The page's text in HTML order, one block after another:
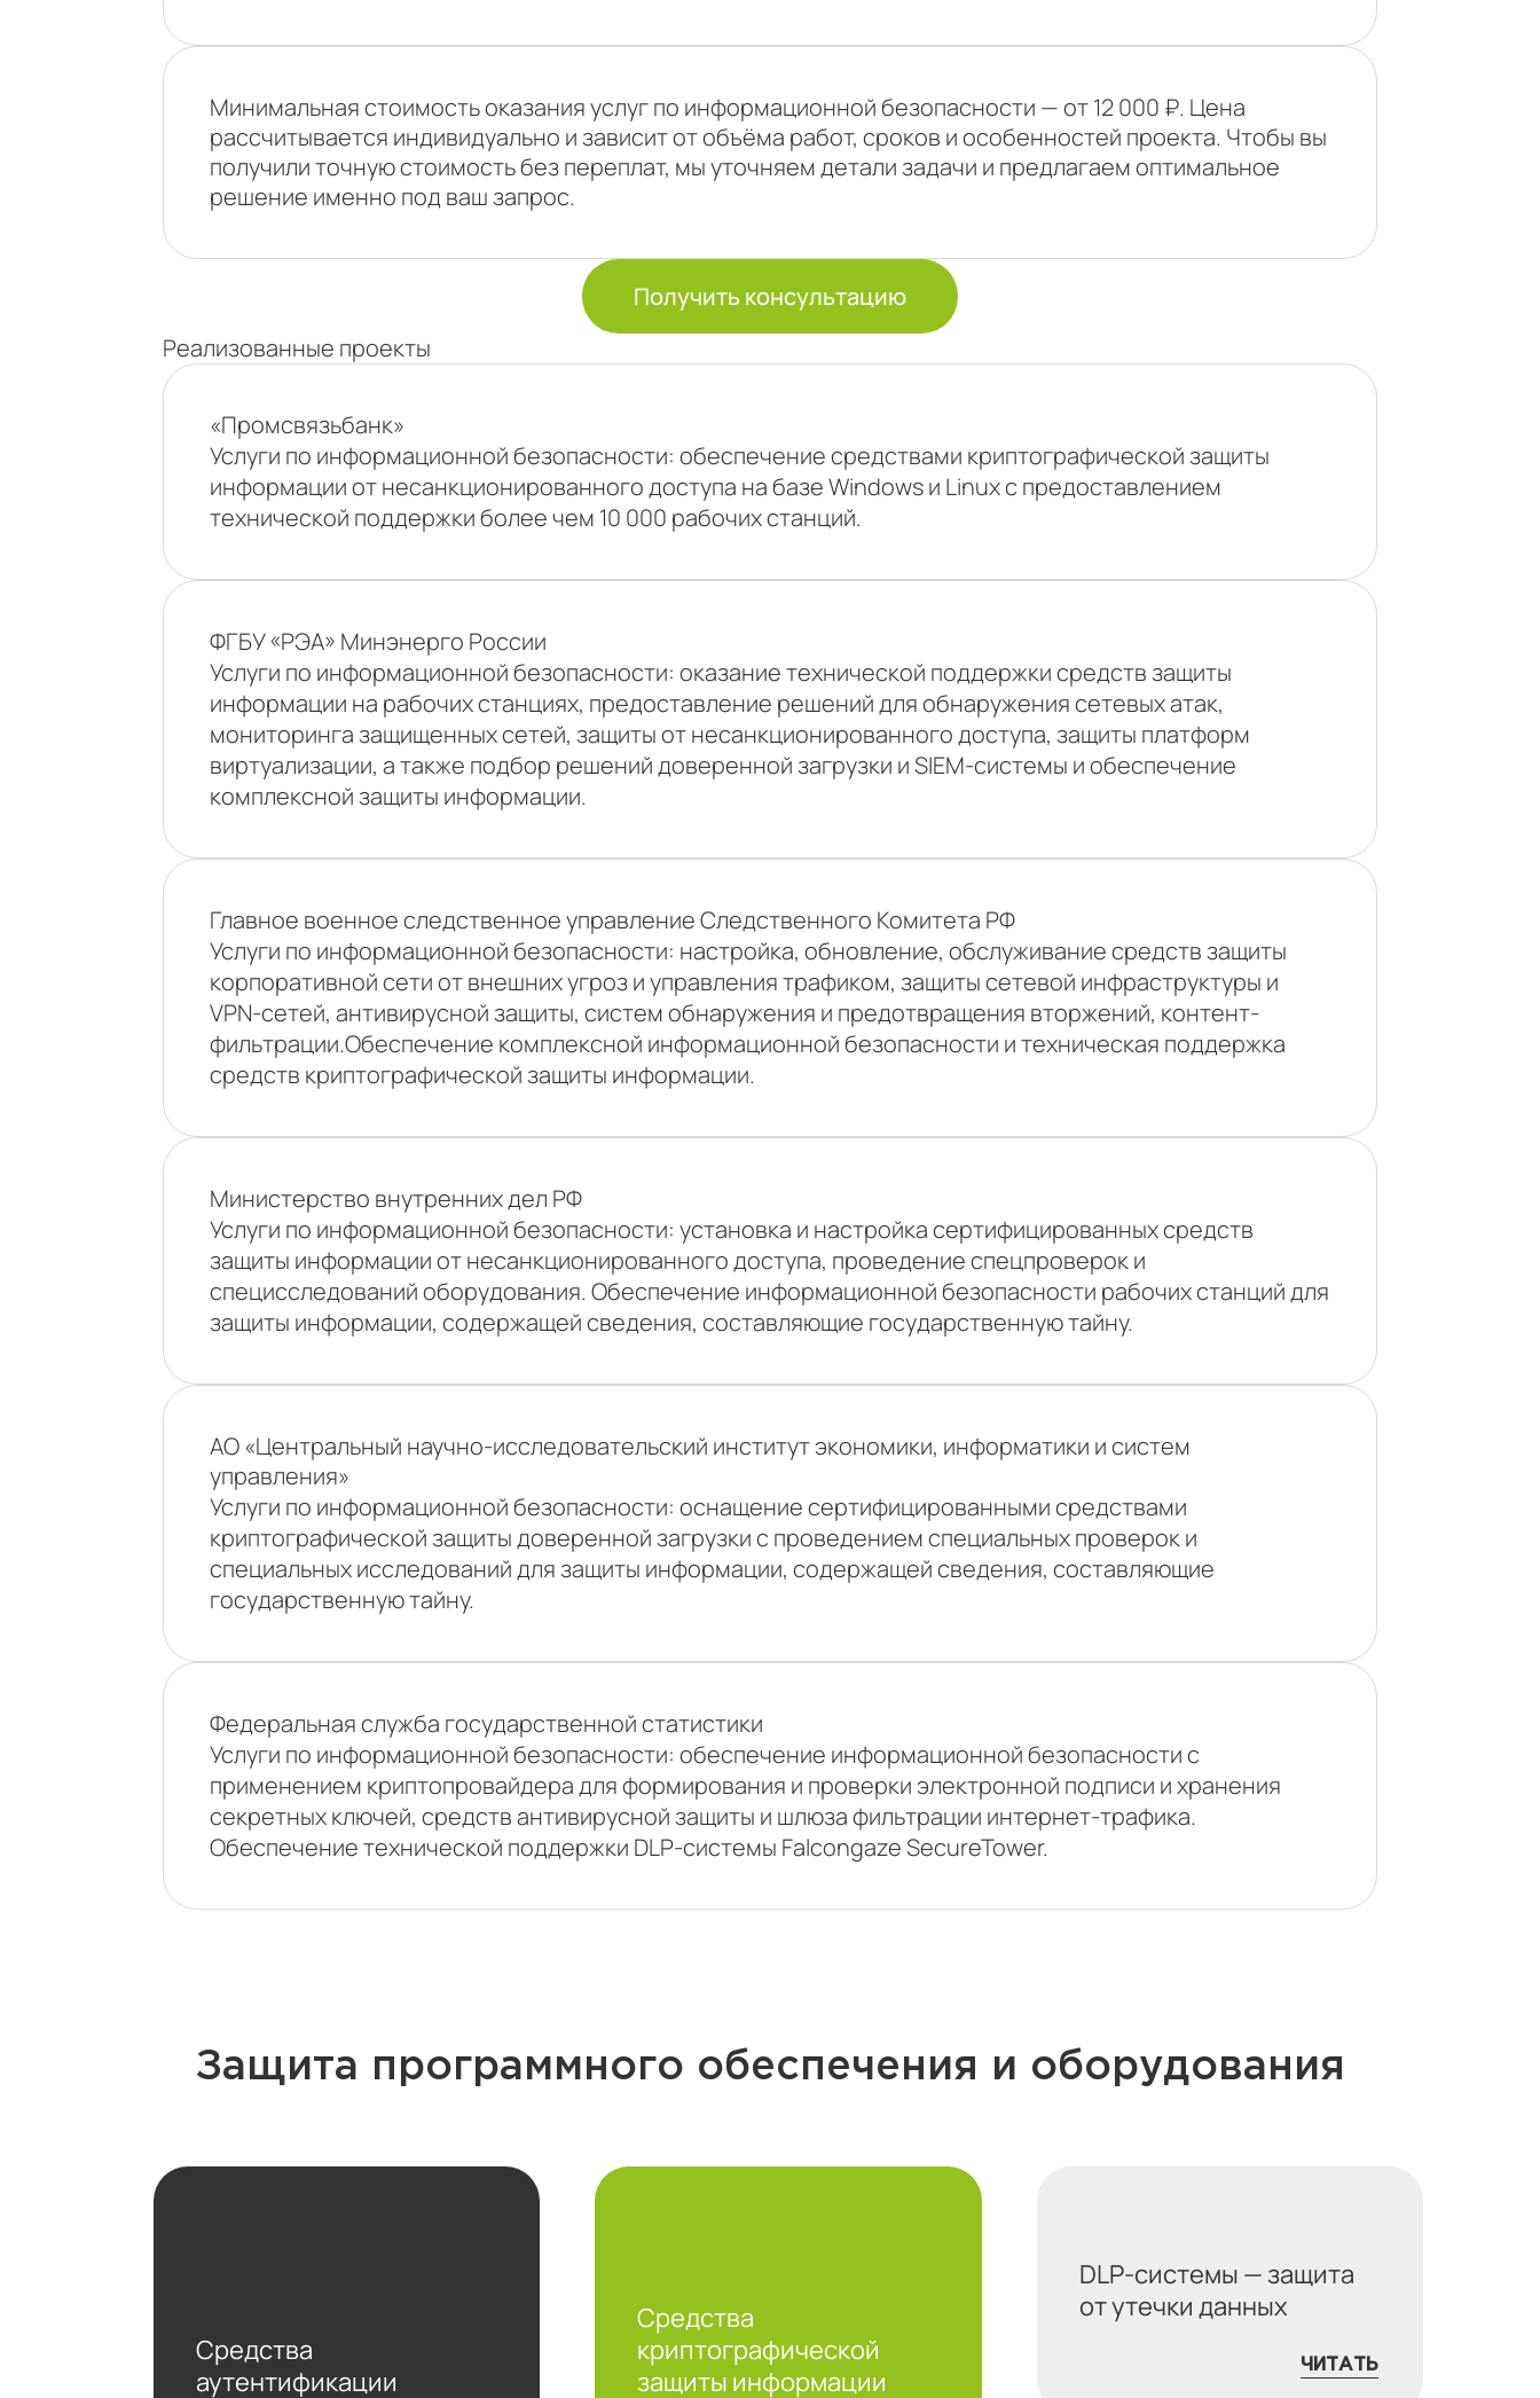
Минимальная стоимость оказания услуг по информационной безопасности — от 12 000 ₽. Цена
рассчитывается индивидуально и зависит от объёма работ, сроков и особенностей проекта. Чтобы вы
получили точную стоимость без переплат, мы уточняем детали задачи и предлагаем оптимальное
решение именно под ваш запрос.
Получить консультацию
Реализованные проекты
«Промсвязьбанк»
Услуги по информационной безопасности: обеспечение средствами криптографической защиты
информации от несанкционированного доступа на базе Windows и Linux с предоставлением
технической поддержки более чем 10 000 рабочих станций.
ФГБУ «РЭА» Минэнерго России
Услуги по информационной безопасности: оказание технической поддержки средств защиты
информации на рабочих станциях, предоставление решений для обнаружения сетевых атак,
мониторинга защищенных сетей, защиты от несанкционированного доступа, защиты платформ
виртуализации, а также подбор решений доверенной загрузки и SIEM-системы и обеспечение
комплексной защиты информации.
Главное военное следственное управление Следственного Комитета РФ
Услуги по информационной безопасности: настройка, обновление, обслуживание средств защиты
корпоративной сети от внешних угроз и управления трафиком, защиты сетевой инфраструктуры и
VPN-сетей, антивирусной защиты, систем обнаружения и предотвращения вторжений, контент-
фильтрации.Обеспечение комплексной информационной безопасности и техническая поддержка
средств криптографической защиты информации.
Министерство внутренних дел РФ
Услуги по информационной безопасности: установка и настройка сертифицированных средств
защиты информации от несанкционированного доступа, проведение спецпроверок и
специсследований оборудования. Обеспечение информационной безопасности рабочих станций для
защиты информации, содержащей сведения, составляющие государственную тайну.
АО «Центральный научно-исследовательский институт экономики, информатики и систем
управления»
Услуги по информационной безопасности: оснащение сертифицированными средствами
криптографической защиты доверенной загрузки с проведением специальных проверок и
специальных исследований для защиты информации, содержащей сведения, составляющие
государственную тайну.
Федеральная служба государственной статистики
Услуги по информационной безопасности: обеспечение информационной безопасности с
применением криптопровайдера для формирования и проверки электронной подписи и хранения
секретных ключей, средств антивирусной защиты и шлюза фильтрации интернет-трафика.
Обеспечение технической поддержки DLP-системы Falcongaze SecureTower.
Защита программного обеспечения и оборудования
Средства
аутентификации
Средства
криптографической
защиты информации
DLP-системы — защита
от утечки данных
ЧИТАТЬ